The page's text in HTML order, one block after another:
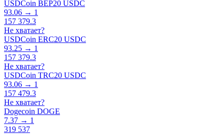
USDCoin BEP20 USDC
93.06 → 1
157 379.3
Не хватает?
USDCoin ERC20 USDC
93.25 → 1
157 379.3
Не хватает?
USDCoin TRC20 USDC
93.06 → 1
157 479.3
Не хватает?
Dogecoin DOGE
7.37 → 1
319 537